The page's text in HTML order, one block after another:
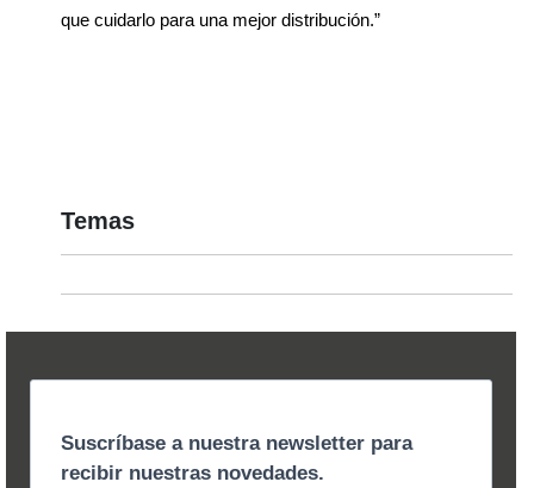
que cuidarlo para una mejor distribución.”
Temas